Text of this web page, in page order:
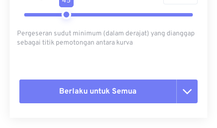
Pergeseran sudut minimum (dalam derajat) yang dianggap
sebagai titik pemotongan antara kurva
Berlaku untuk Semua